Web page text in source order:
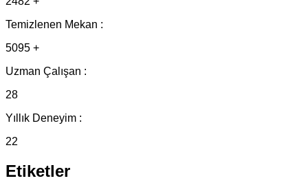
Temizlenen Mekan :
5095 +
Uzman Çalışan :
28
Yıllık Deneyim :
22
Etiketler